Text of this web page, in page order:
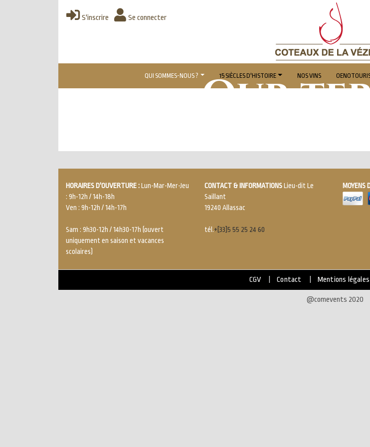
Skip
to
main
content
S'inscrire Se connecter
Navigation
principale
QUI SOMMES-NOUS ? 15 SIÈCLES D'HISTOIRE NOS VINS
Our
HORAIRES D'OUVERTURE :Lun-Mar-Mer-Jeu
: 9h-12h / 14h-18h
Ven : 9h-12h / 14h-17h
Sam : 9h30-12h / 14h30-17h (ouvert
uniquement en saison et vacances
scolaires)
CONTACT & INFORMATIONSLieu-dit Le
Saillant
19240 Allassac
tél.+[33]5 55 25 24 60
MOYENS
CGV Contact Mentions légales
@comevents 2020